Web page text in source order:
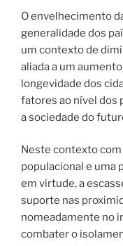
O envelhecimento
generalidade dos
um contexto de
aliada a um
longevidade dos
fatores ao nível dos
a sociedade do
Neste contexto
populacional e uma
em virtude, a
suporte nas
nomeadamente no
combater o